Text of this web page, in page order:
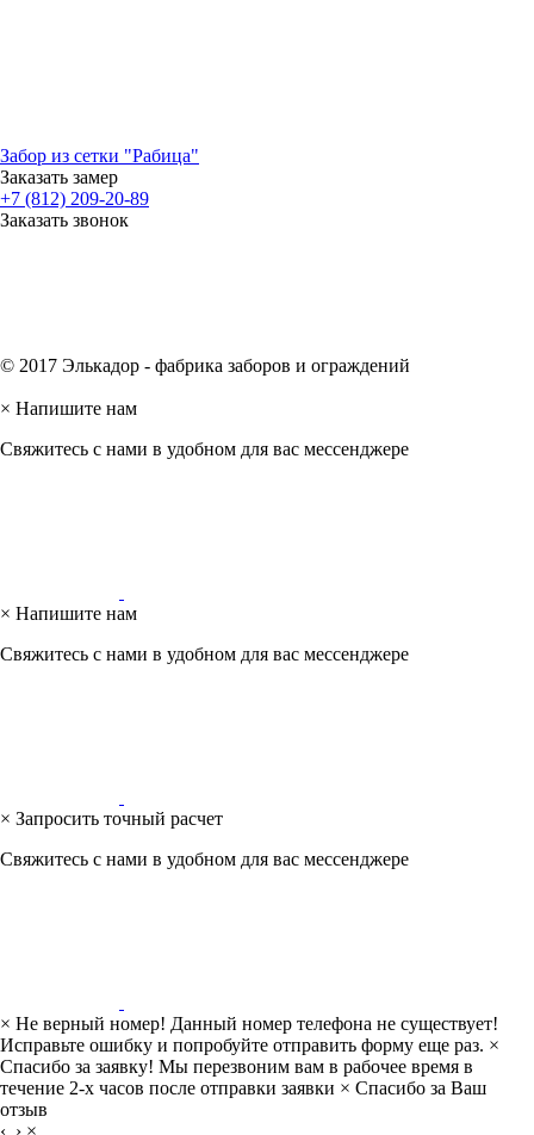
Забор из сетки "Рабица"
Заказать замер
+7 (812) 209-20-89
Заказать звонок
© 2017 Элькадор - фабрика заборов и ограждений
× Напишите нам
Свяжитесь с нами в удобном для вас мессенджере
× Напишите нам
Свяжитесь с нами в удобном для вас мессенджере
× Запросить точный расчет
Свяжитесь с нами в удобном для вас мессенджере
× Не верный номер! Данный номер телефона не существует!
Исправьте ошибку и попробуйте отправить форму еще раз. ×
Спасибо за заявку! Мы перезвоним вам в рабочее время в
течение 2-х часов после отправки заявки × Спасибо за Ваш
отзыв
‹ › ×